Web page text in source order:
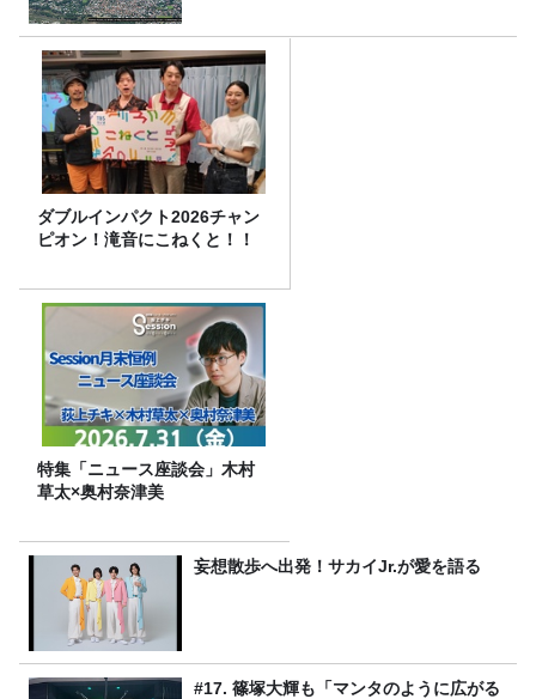
ダブルインパクト2026チャン
ピオン！滝音にこねくと！！
特集「ニュース座談会」木村
草太×奥村奈津美
妄想散歩へ出発！サカイJr.が愛を語る
#17. 篠塚大輝も「マンタのように広がる